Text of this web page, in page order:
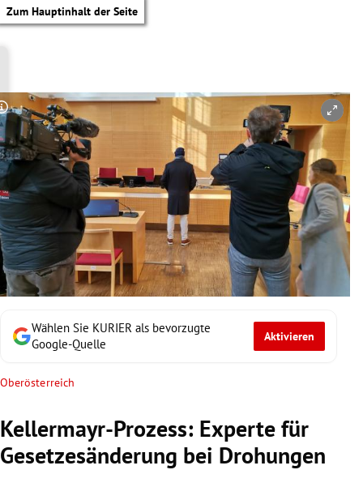
Zum Hauptinhalt der Seite
Untermenü
Untermenü
Untermenü
Untermenü
Wählen Sie KURIER als bevorzugte
Google-Quelle
Aktivieren
Oberösterreich
Kellermayr-Prozess: Experte für
Gesetzesänderung bei Drohungen
Copyright-Hinweis öffnen/schließen